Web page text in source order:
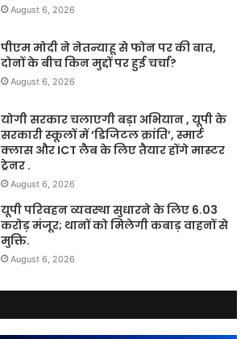
August 6, 2026
पीएम मोदी ने नेतन्याहू से फोन पर की बात,
दोनों के बीच किन मुद्दों पर हुई चर्चा?
August 6, 2026
योगी सरकार चलाएगी बड़ा अभियान , यूपी के
सरकारी स्कूलों में ‘डिजिटल क्रांति’, स्मार्ट
क्लास और ICT लैब के लिए तैयार होंगे मास्टर
ट्रेनर .
August 6, 2026
यूपी परिवहन व्यवस्था सुधारने के लिए 6.03
करोड़ मंजूर; थानों को मिलेगी कबाड़ वाहनों से
मुक्ति.
August 6, 2026